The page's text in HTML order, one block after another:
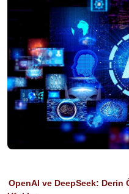
OpenAI ve DeepSeek: Derin